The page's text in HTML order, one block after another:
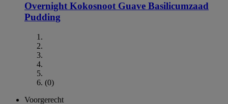
Overnight Kokosnoot Guave Basilicumzaad
Pudding
(0)
Voorgerecht